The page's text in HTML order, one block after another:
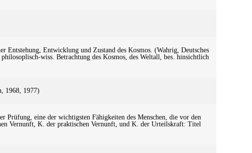
Entstehung, Entwicklung und Zustand des Kosmos. (Wahrig, Deutsches
wiss. Betrachtung des Kosmos, des Weltall, bes. hinsichtlich
1968, 1977)
eine der wichtigsten Fähigkeiten des Menschen, die vor den
Vernunft, K. der praktischen Vernunft, und K. der Urteilskraft: Titel